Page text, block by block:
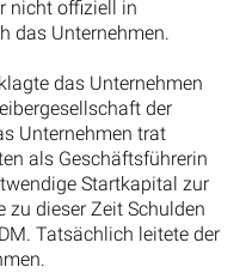
nicht offiziell in
das Unternehmen.
das Unternehmen
der
Unternehmen trat
als Geschäftsführerin
Startkapital zur
zu dieser Zeit Schulden
Tatsächlich leitete der